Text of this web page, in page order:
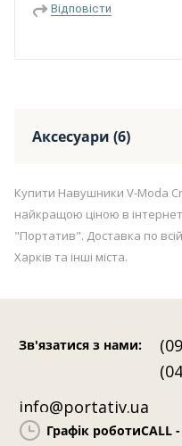
Відповісти
Аксесуари (6)
Купити Навушники V-Moda
найкращою ціною в
"Портатив". Доставка по
Харків та інші міста.
Зв'язатися з нами:
info@portativ.ua
Графік роботиCALL